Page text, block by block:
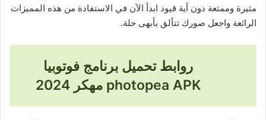
مثيرة وممتعة دون أية قيود ابدأ الآن في الاستفادة من هذه المميزات
الرائعة واجعل صورك تتألق بأبهى حلة.
روابط تحميل برنامج فوتوبيا
photopea APK مهكر 2024